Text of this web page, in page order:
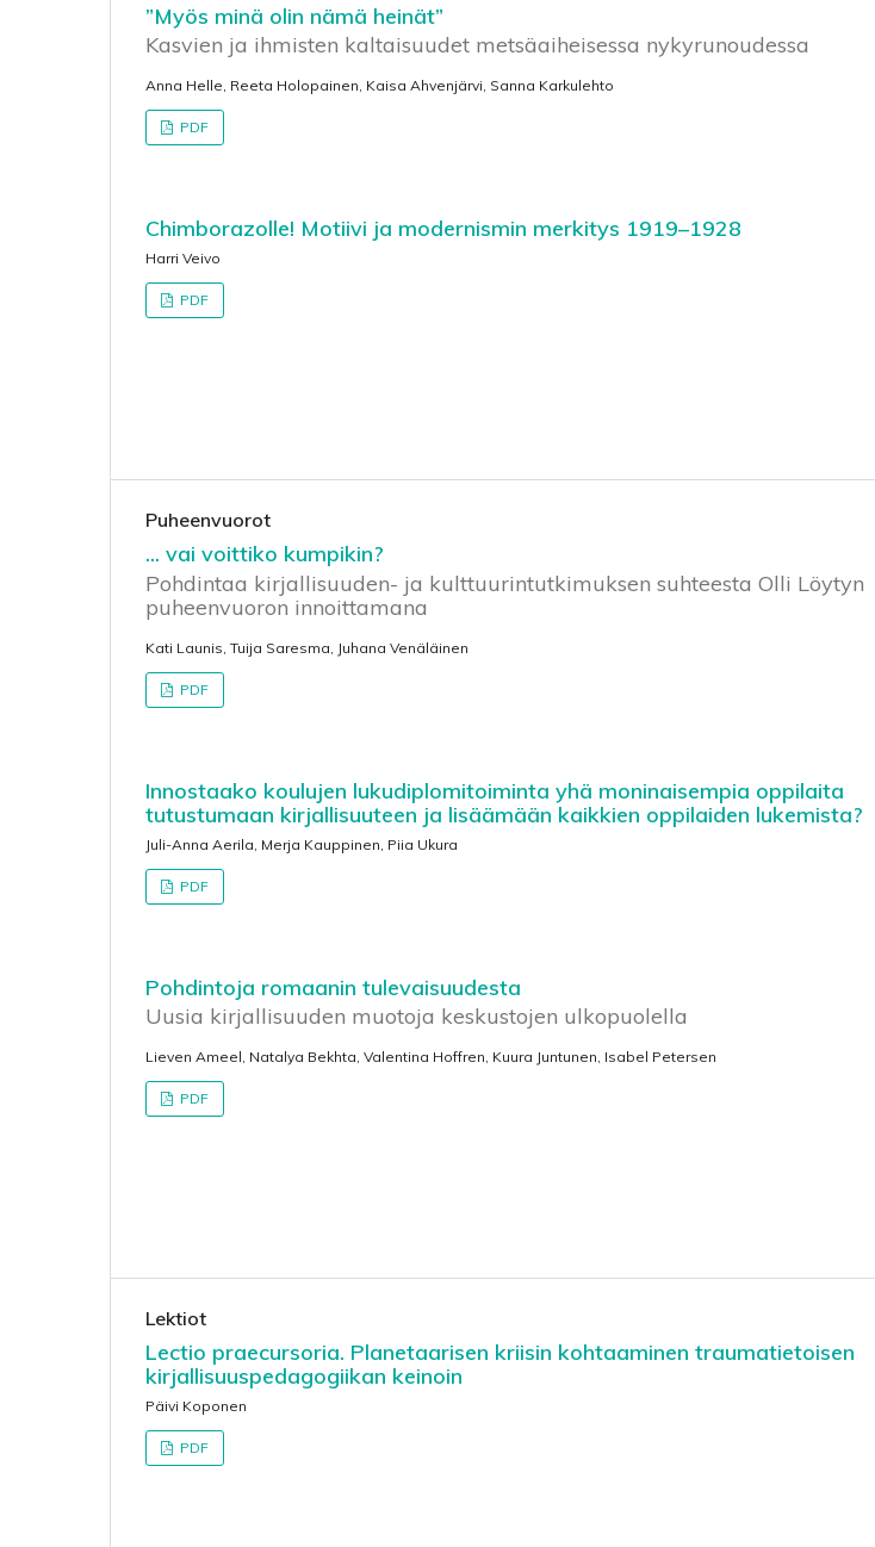
”Myös minä olin nämä heinät”
Kasvien ja ihmisten kaltaisuudet metsäaiheisessa nykyrunoudessa
Anna Helle, Reeta Holopainen, Kaisa Ahvenjärvi, Sanna Karkulehto
PDF
Chimborazolle! Motiivi ja modernismin merkitys 1919–1928
Harri Veivo
PDF
Puheenvuorot
... vai voittiko kumpikin?
Pohdintaa kirjallisuuden- ja kulttuurintutkimuksen suhteesta Olli Löytyn
puheenvuoron innoittamana
Kati Launis, Tuija Saresma, Juhana Venäläinen
PDF
Innostaako koulujen lukudiplomitoiminta yhä moninaisempia oppilaita
tutustumaan kirjallisuuteen ja lisäämään kaikkien oppilaiden lukemista?
Juli-Anna Aerila, Merja Kauppinen, Piia Ukura
PDF
Pohdintoja romaanin tulevaisuudesta
Uusia kirjallisuuden muotoja keskustojen ulkopuolella
Lieven Ameel, Natalya Bekhta, Valentina Hoffren, Kuura Juntunen, Isabel Petersen
PDF
Lektiot
Lectio praecursoria. Planetaarisen kriisin kohtaaminen traumatietoisen
kirjallisuuspedagogiikan keinoin
Päivi Koponen
PDF